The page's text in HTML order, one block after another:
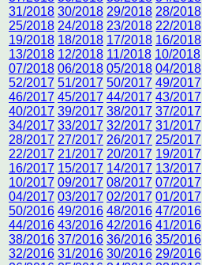
31/2018 30/2018 29/2018 28/2018
25/2018 24/2018 23/2018 22/2018
19/2018 18/2018 17/2018 16/2018
13/2018 12/2018 11/2018 10/2018
07/2018 06/2018 05/2018 04/2018
52/2017 51/2017 50/2017 49/2017
46/2017 45/2017 44/2017 43/2017
40/2017 39/2017 38/2017 37/2017
34/2017 33/2017 32/2017 31/2017
28/2017 27/2017 26/2017 25/2017
22/2017 21/2017 20/2017 19/2017
16/2017 15/2017 14/2017 13/2017
10/2017 09/2017 08/2017 07/2017
04/2017 03/2017 02/2017 01/2017
50/2016 49/2016 48/2016 47/2016
44/2016 43/2016 42/2016 41/2016
38/2016 37/2016 36/2016 35/2016
32/2016 31/2016 30/2016 29/2016